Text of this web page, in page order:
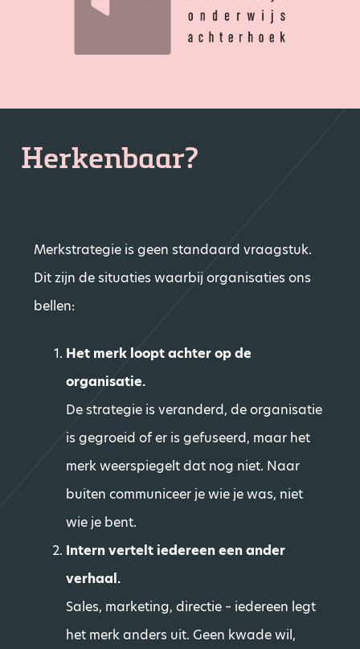
Herkenbaar?
Merkstrategie is geen standaard vraagstuk.
Dit zijn de situaties waarbij organisaties ons
bellen:
Het merk loopt achter op de
organisatie.
De strategie is veranderd, de organisatie
is gegroeid of er is gefuseerd, maar het
merk weerspiegelt dat nog niet. Naar
buiten communiceer je wie je was, niet
wie je bent.
Intern vertelt iedereen een ander
verhaal.
Sales, marketing, directie – iedereen legt
het merk anders uit. Geen kwade wil,